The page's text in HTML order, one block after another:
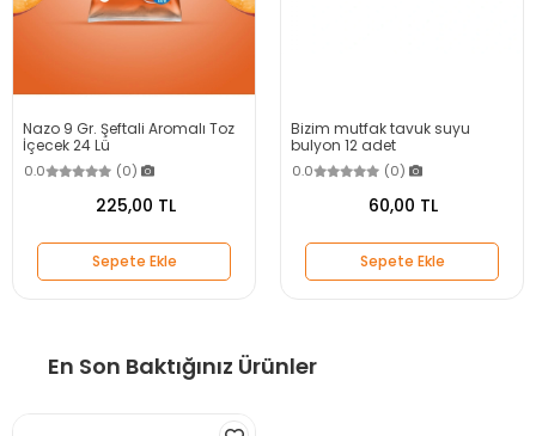
Nazo 9 Gr. Şeftali Aromalı Toz
İçecek 24 Lü
0.0 (0)
225,00 TL
Sepete Ekle
Bizim mutfak tavuk suyu
bulyon 12 adet
0.0 (0)
60,00 TL
Sepete Ekle
En Son Baktığınız Ürünler